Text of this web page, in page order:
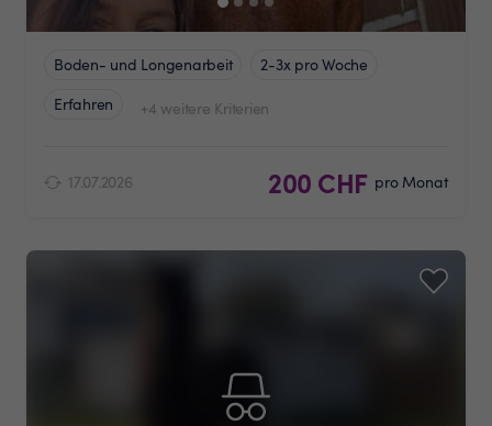
Boden- und Longenarbeit
2-3x pro Woche
Erfahren
+4 weitere Kriterien
17.07.2026 200 CHF pro Monat